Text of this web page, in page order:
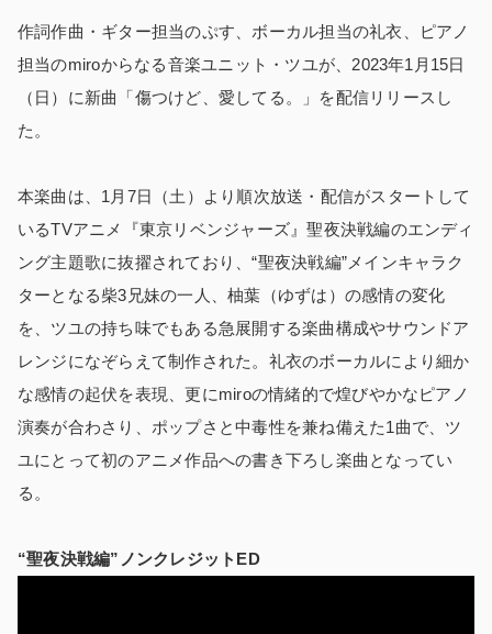
作詞作曲・ギター担当のぷす、ボーカル担当の礼衣、ピアノ
担当のmiroからなる音楽ユニット・ツユが、2023年1月15日
（日）に新曲「傷つけど、愛してる。」を配信リリースし
た。
本楽曲は、1月7日（土）より順次放送・配信がスタートして
いるTVアニメ『東京リベンジャーズ』聖夜決戦編のエンディ
ング主題歌に抜擢されており、“聖夜決戦編”メインキャラク
ターとなる柴3兄妹の一人、柚葉（ゆずは）の感情の変化
を、ツユの持ち味でもある急展開する楽曲構成やサウンドア
レンジになぞらえて制作された。礼衣のボーカルにより細か
な感情の起伏を表現、更にmiroの情緒的で煌びやかなピアノ
演奏が合わさり、ポップさと中毒性を兼ね備えた1曲で、ツ
ユにとって初のアニメ作品への書き下ろし楽曲となってい
る。
“聖夜決戦編”ノンクレジットED